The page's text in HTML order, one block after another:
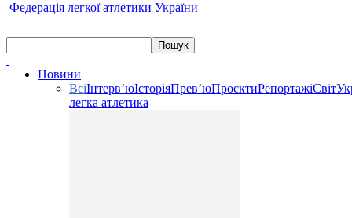
Федерація легкої атлетики України
Новини
ВсіІнтерв’юІсторіяПрев’юПроєктиРепортажіСвіт
легка атлетика